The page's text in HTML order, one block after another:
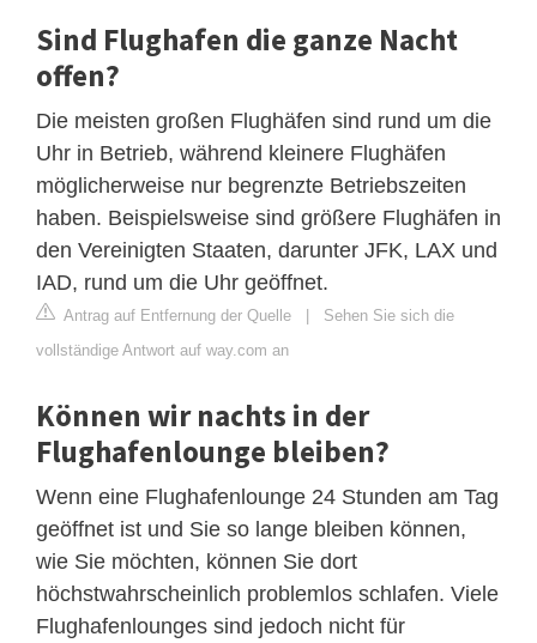
Sind Flughafen die ganze Nacht
offen?
Die meisten großen Flughäfen sind rund um die
Uhr in Betrieb, während kleinere Flughäfen
möglicherweise nur begrenzte Betriebszeiten
haben. Beispielsweise sind größere Flughäfen in
den Vereinigten Staaten, darunter JFK, LAX und
IAD, rund um die Uhr geöffnet.
Antrag auf Entfernung der Quelle | Sehen Sie sich die
vollständige Antwort auf way.com an
Können wir nachts in der
Flughafenlounge bleiben?
Wenn eine Flughafenlounge 24 Stunden am Tag
geöffnet ist und Sie so lange bleiben können,
wie Sie möchten, können Sie dort
höchstwahrscheinlich problemlos schlafen. Viele
Flughafenlounges sind jedoch nicht für